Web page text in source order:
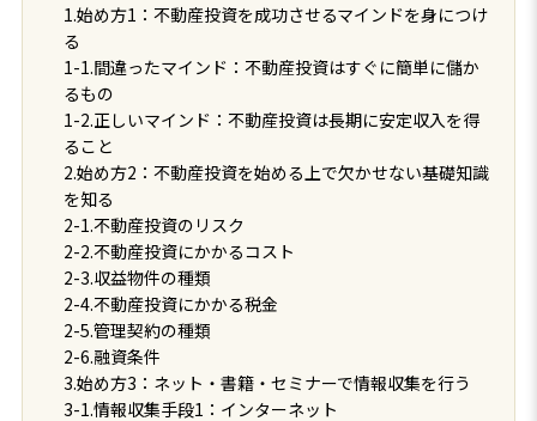
1.始め方1：不動産投資を成功させるマインドを身につけ
る
1-1.間違ったマインド：不動産投資はすぐに簡単に儲か
るもの
1-2.正しいマインド：不動産投資は長期に安定収入を得
ること
2.始め方2：不動産投資を始める上で欠かせない基礎知識
を知る
2-1.不動産投資のリスク
2-2.不動産投資にかかるコスト
2-3.収益物件の種類
2-4.不動産投資にかかる税金
2-5.管理契約の種類
2-6.融資条件
3.始め方3：ネット・書籍・セミナーで情報収集を行う
3-1.情報収集手段1：インターネット